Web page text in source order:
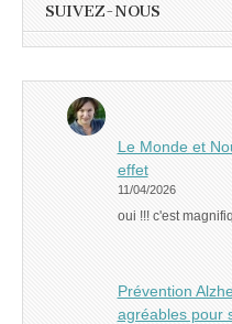
SUIVEZ-NOUS
Le Monde et
effet
11/04/2026
oui !!! c'est
Prévention
agréables pour